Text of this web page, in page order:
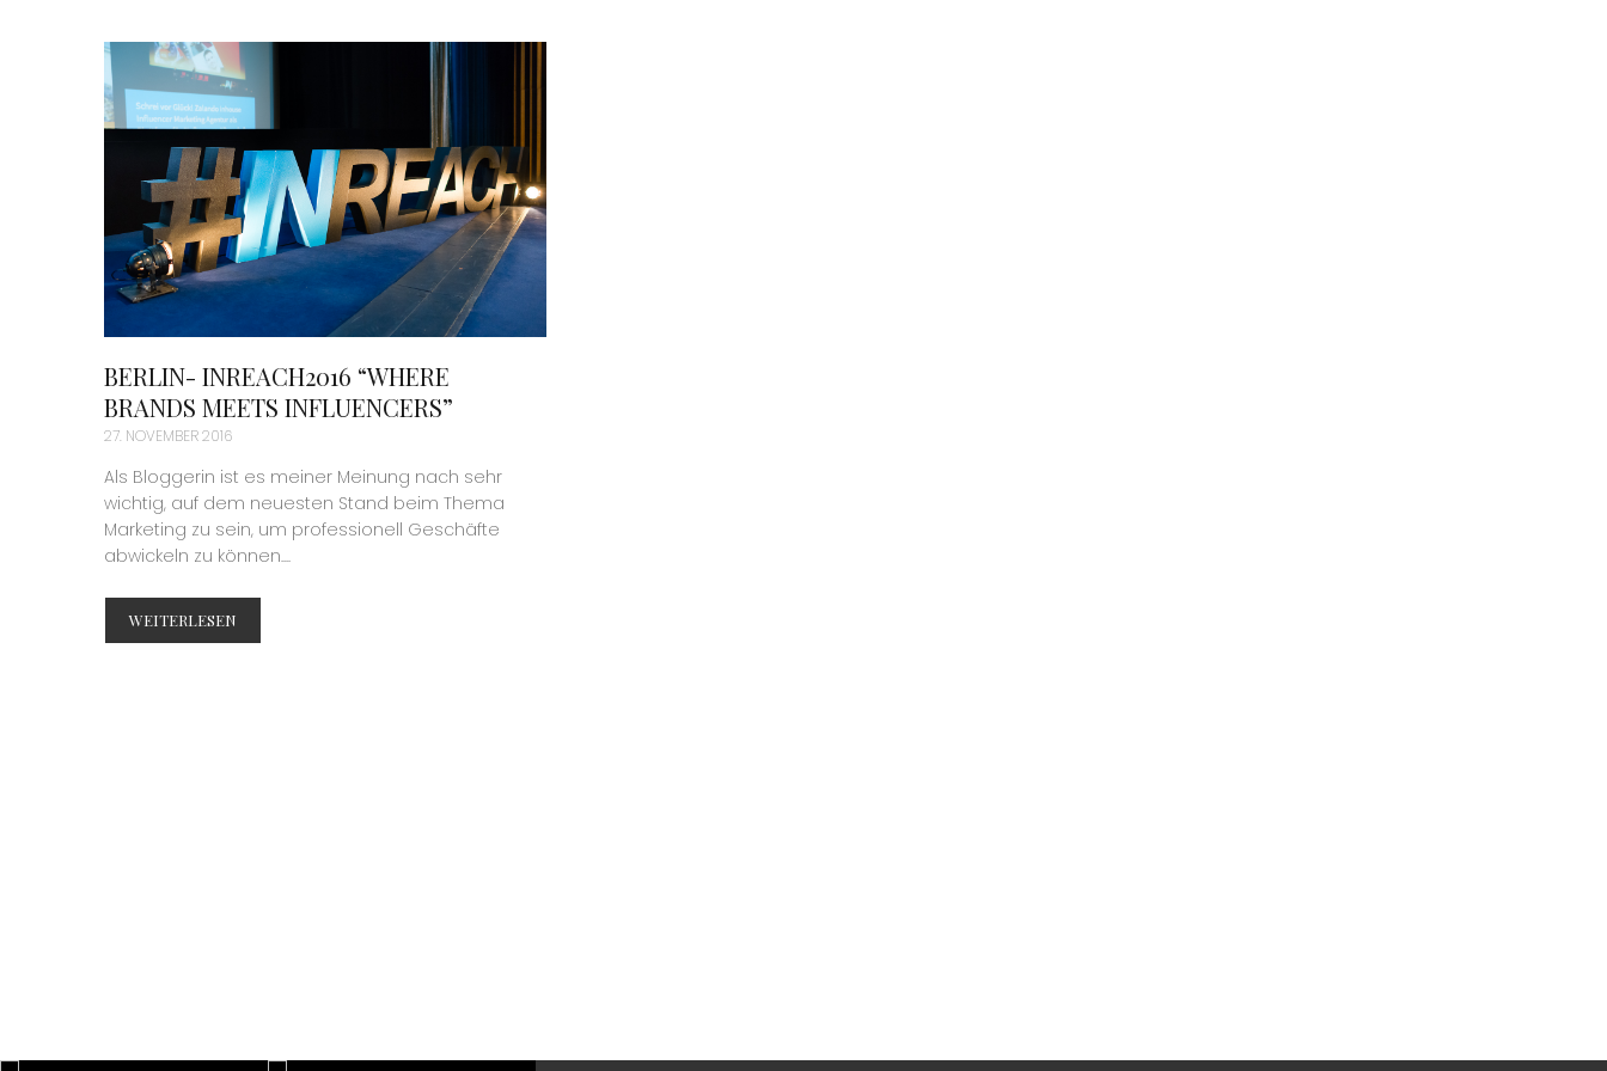
BERLIN- INREACH2016 “WHERE
BRANDS MEETS INFLUENCERS”
27. NOVEMBER 2016
Als Bloggerin ist es meiner Meinung nach sehr
wichtig, auf dem neuesten Stand beim Thema
Marketing zu sein, um professionell Geschäfte
abwickeln zu können....
WEITERLESEN